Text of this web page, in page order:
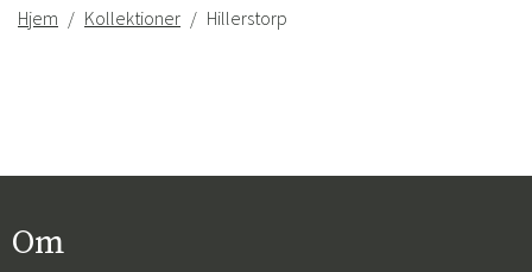
Hjem Kollektioner Hillerstorp
Om